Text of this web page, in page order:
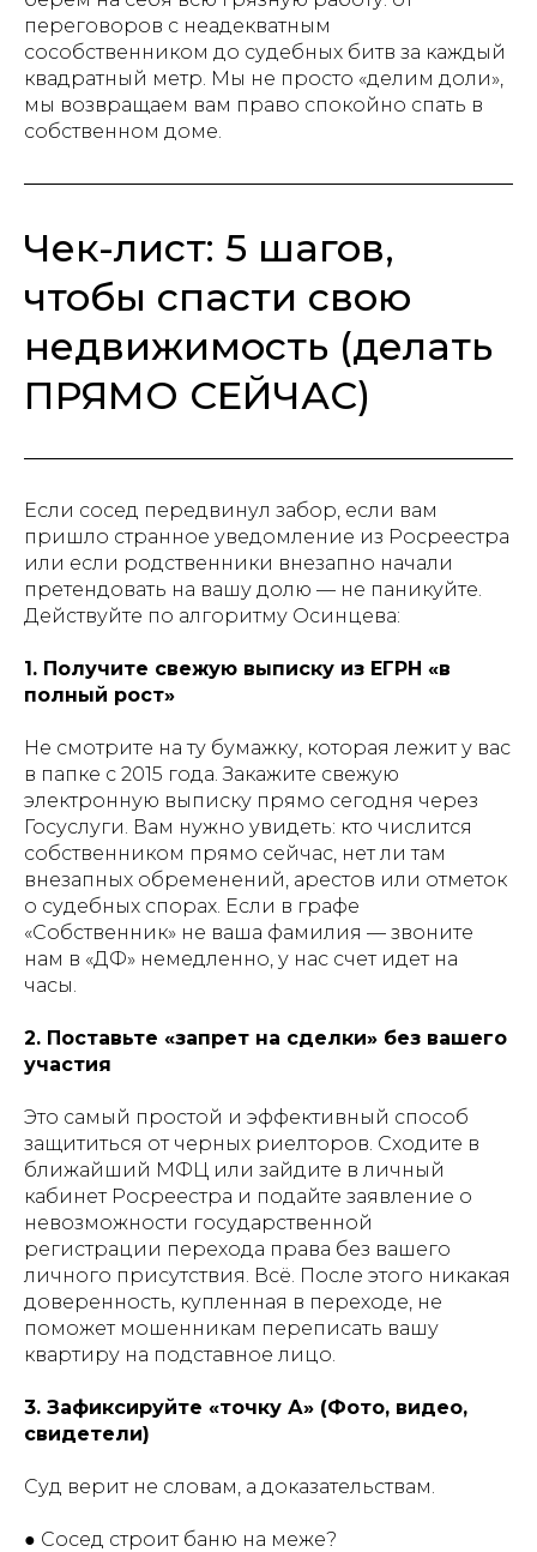
переговоров с неадекватным
сособственником до судебных битв за каждый
квадратный метр. Мы не просто «делим доли»,
мы возвращаем вам право спокойно спать в
собственном доме.
Чек-лист: 5 шагов,
чтобы спасти свою
недвижимость (делать
ПРЯМО СЕЙЧАС)
Если сосед передвинул забор, если вам
пришло странное уведомление из Росреестра
или если родственники внезапно начали
претендовать на вашу долю — не паникуйте.
Действуйте по алгоритму Осинцева:
1. Получите свежую выписку из ЕГРН «в
полный рост»
Не смотрите на ту бумажку, которая лежит у вас
в папке с 2015 года. Закажите свежую
электронную выписку прямо сегодня через
Госуслуги. Вам нужно увидеть: кто числится
собственником прямо сейчас, нет ли там
внезапных обременений, арестов или отметок
о судебных спорах. Если в графе
«Собственник» не ваша фамилия — звоните
нам в «ДФ» немедленно, у нас счет идет на
часы.
2. Поставьте «запрет на сделки» без вашего
участия
Это самый простой и эффективный способ
защититься от черных риелторов. Сходите в
ближайший МФЦ или зайдите в личный
кабинет Росреестра и подайте заявление о
невозможности государственной
регистрации перехода права без вашего
личного присутствия. Всё. После этого никакая
доверенность, купленная в переходе, не
поможет мошенникам переписать вашу
квартиру на подставное лицо.
3. Зафиксируйте «точку А» (Фото, видео,
свидетели)
Суд верит не словам, а доказательствам.
● Сосед строит баню на меже?